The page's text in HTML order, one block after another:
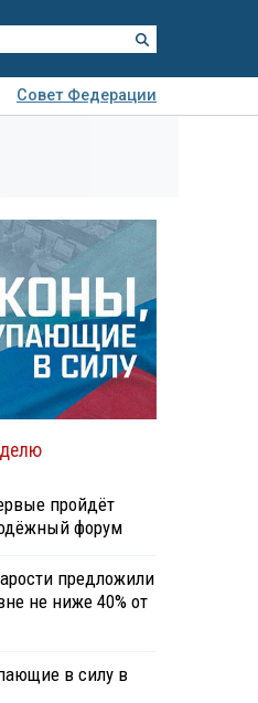
Совет Федерации
пройдёт
форум
предложили
не ниже 40% от
в силу в